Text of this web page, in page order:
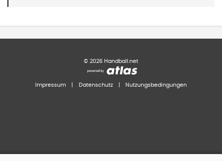
© 2026 Handball.net
Impressum Datenschutz Nutzungsbedingungen